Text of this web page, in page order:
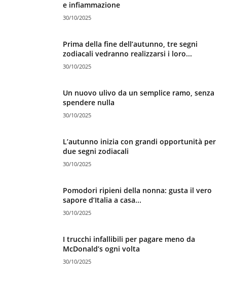
e infiammazione
30/10/2025
Prima della fine dell’autunno, tre segni
zodiacali vedranno realizzarsi i loro...
30/10/2025
Un nuovo ulivo da un semplice ramo, senza
spendere nulla
30/10/2025
L’autunno inizia con grandi opportunità per
due segni zodiacali
30/10/2025
Pomodori ripieni della nonna: gusta il vero
sapore d’Italia a casa...
30/10/2025
I trucchi infallibili per pagare meno da
McDonald’s ogni volta
30/10/2025